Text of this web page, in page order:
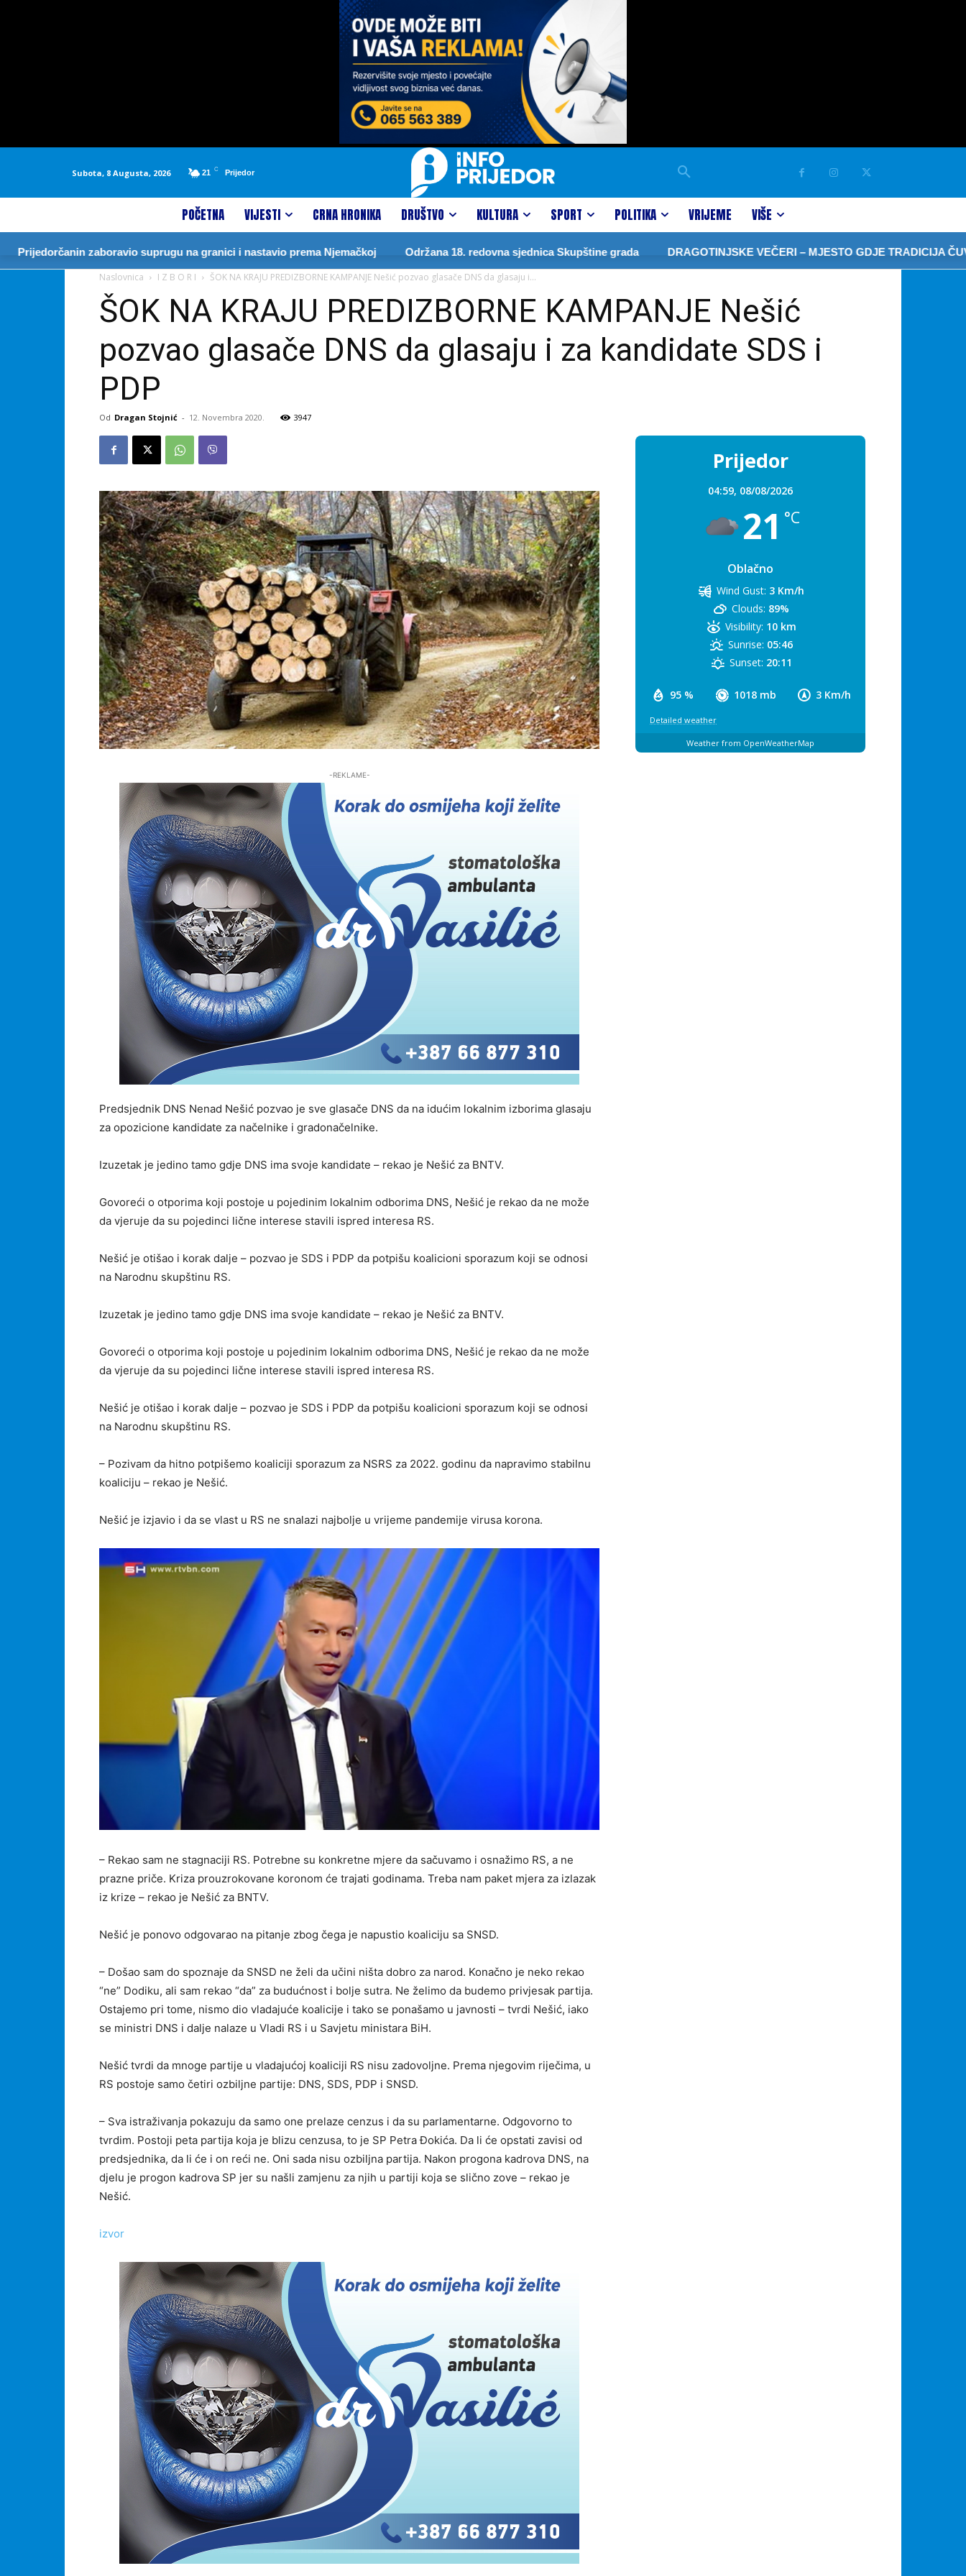
Subota, 8 Augusta, 2026 21 C Prijedor
POČETNA VIJESTI CRNA HRONIKA DRUŠTVO KULTURA SPORT POLITIKA VRIJEME VIŠE
zaboravio suprugu na granici i nastavio prema Njemačkoj Održana 18. redovna sjednica Skupštine grada DRAGOTINJSKE VEČERI – MJESTO GDJE TRADICIJA ČUVA
Naslovnica I Z B O R I ŠOK NA KRAJU PREDIZBORNE KAMPANJE Nešić pozvao glasače DNS da glasaju i...
ŠOK NA KRAJU PREDIZBORNE KAMPANJE Nešić
pozvao glasače DNS da glasaju i za kandidate SDS i
PDP
Od Dragan Stojnić - 12. Novembra 2020. 3947
-REKLAME-
Predsjednik DNS Nenad Nešić pozvao je sve glasače DNS da na idućim lokalnim izborima glasaju
za opozicione kandidate za načelnike i gradonačelnike.
Izuzetak je jedino tamo gdje DNS ima svoje kandidate – rekao je Nešić za BNTV.
Govoreći o otporima koji postoje u pojedinim lokalnim odborima DNS, Nešić je rekao da ne može
da vjeruje da su pojedinci lične interese stavili ispred interesa RS.
Nešić je otišao i korak dalje – pozvao je SDS i PDP da potpišu koalicioni sporazum koji se odnosi
na Narodnu skupštinu RS.
Izuzetak je jedino tamo gdje DNS ima svoje kandidate – rekao je Nešić za BNTV.
Govoreći o otporima koji postoje u pojedinim lokalnim odborima DNS, Nešić je rekao da ne može
da vjeruje da su pojedinci lične interese stavili ispred interesa RS.
Nešić je otišao i korak dalje – pozvao je SDS i PDP da potpišu koalicioni sporazum koji se odnosi
na Narodnu skupštinu RS.
– Pozivam da hitno potpišemo koaliciji sporazum za NSRS za 2022. godinu da napravimo stabilnu
koaliciju – rekao je Nešić.
Nešić je izjavio i da se vlast u RS ne snalazi najbolje u vrijeme pandemije virusa korona.
– Rekao sam ne stagnaciji RS. Potrebne su konkretne mjere da sačuvamo i osnažimo RS, a ne
prazne priče. Kriza prouzrokovane koronom će trajati godinama. Treba nam paket mjera za izlazak
iz krize – rekao je Nešić za BNTV.
Nešić je ponovo odgovarao na pitanje zbog čega je napustio koaliciju sa SNSD.
– Došao sam do spoznaje da SNSD ne želi da učini ništa dobro za narod. Konačno je neko rekao
“ne” Dodiku, ali sam rekao “da” za budućnost i bolje sutra. Ne želimo da budemo privjesak partija.
Ostajemo pri tome, nismo dio vladajuće koalicije i tako se ponašamo u javnosti – tvrdi Nešić, iako
se ministri DNS i dalje nalaze u Vladi RS i u Savjetu ministara BiH.
Nešić tvrdi da mnoge partije u vladajućoj koaliciji RS nisu zadovoljne. Prema njegovim riječima, u
RS postoje samo četiri ozbiljne partije: DNS, SDS, PDP i SNSD.
– Sva istraživanja pokazuju da samo one prelaze cenzus i da su parlamentarne. Odgovorno to
tvrdim. Postoji peta partija koja je blizu cenzusa, to je SP Petra Đokića. Da li će opstati zavisi od
predsjednika, da li će i on reći ne. Oni sada nisu ozbiljna partija. Nakon progona kadrova DNS, na
djelu je progon kadrova SP jer su našli zamjenu za njih u partiji koja se slično zove – rekao je
Nešić.
izvor
Prijedor
04:59, 08/08/2026
21 °C
Oblačno
95 % 1018 mb 3 Km/h
Wind Gust: 3 Km/h
Clouds: 89%
Visibility: 10 km
Sunrise: 05:46
Sunset: 20:11
Detailed weather
Weather from OpenWeatherMap